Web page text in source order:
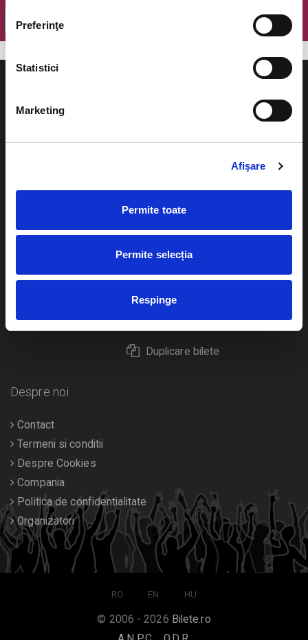
Preferinţe
Statistici
Marketing
Afişare
Permite toate
Permite selecția
Respinge
OK
Ajutor
Plata online sau cash
eBilet printat acasa
Livrare prin curier
Duplicare bilete
Evenimente
Concerte si
Sport
Despre noi
Contact
Termeni si conditii
Despre Cookies
Compania
Politica de confidentialitate
Organizatori
RO EN HU
© 2006 - 2026 Bilete.ro